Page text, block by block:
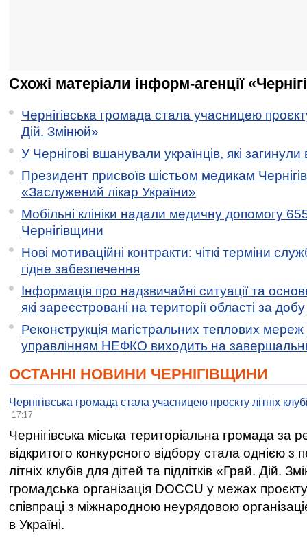
Схожі матеріали інформ-агенції
Чернігівська громада стала учасницею
Дій. Змінюй»
У Чернігові вшанували українців, які загинули
Президент присвоїв шістьом медикам
«Заслужений лікар України»
Мобільні клініки надали медичну допомогу
Чернігівщини
Нові мотиваційні контракти: чіткі терміни
гідне забезпечення
Інформація про надзвичайні ситуації та
які зареєстровані на території області за добу
Реконструкція магістральних теплових мереж
управлінням НЕФКО виходить на
ОСТАННІ НОВИНИ ЧЕРНІГІВЩИНИ
Чернігівська громада стала учасницею проєкту літніх
17:17
Чернігівська міська територіальна громада за
відкритого конкурсного відбору стала однією
літніх клубів для дітей та підлітків «Грай. Дій.
громадська організація DOCCU у межах
співпраці з міжнародною неурядовою
в Україні.